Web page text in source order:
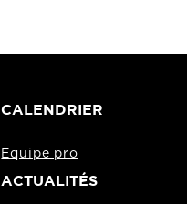
CALENDRIER
Equipe pro
ACTUALITÉS